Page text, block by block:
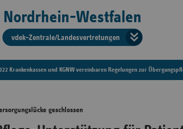
Nordrhein-Westfalen
vdek-Zentrale/Landesvertretungen
der
Krankenkassen und KGNW vereinbaren Regelungen zur
geschlossen